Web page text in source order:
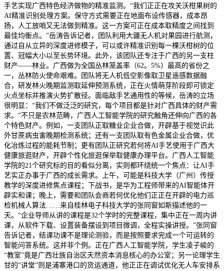
手艺实现广西特色经济做物的精准监测。“我们正正在攻关沃柑果树的
AI精准识别处理方案。保守方式需要正在地面布设传感器，成本昂
扬，人工放哨又无法做到精准。这一方案可正在成本取精度之间找到
最佳均衡点。”岳涛告诉记者，团队利用大疆无人机对果园进行航测，
通过自从立异的深度进修模子，可以或许精准识别每一棵沃柑树的位
置、冠幅大小以至长势环境。此外，该团队还专注于广西的另一支柱
财产——林业。广西做为全国丛林笼盖率（62。5%）最高的省份之
一，丛林防火使命艰难。团队将无人机低空影像取卫星遥感数据融
合，研发林火晚期监测取延伸预测系统，正在火情萌芽阶段即可锁定
火点坐标并推演火势扩散径。面临敌手艺通用性的等候，岳涛的立场
很明显：“我们不做泛泛的研究，每个项目都是针对广西具体的财产需
求。”不只是农林范畴，广西人工智能学院的研究触角还伸向广西的各
个特色财产。例如，一支团队正取糖业企业合做，开辟基于视觉识此
外甘蔗病虫害晚期检测系统；还有一支团队取有色金属企业合做，优
化冶炼过程的能耗节制；更有团队正研究若何将AI手艺使用于广西大
健康旅逛财产，开辟个性化旅逛保举取健康办理平台。广西人工智能
学院的21个研究标的目的看似分离，实则都环绕统一个焦点：让AI手
艺实正办事于广西的成长需求。上午，可能是科技大学（广州）传授
教学的深度进修焦点课程；下战书，是华为工程师带来的AI智能体开
辟实和课；晚上，需要和团队会商若何优化他们正正在开辟的电力巡
检机械人算法……来自桂林电子科技大学的张同窗如斯描述他的一
天。“企业导师从讲的课程是32个学时的完整课程，集中正在一周内讲
课，从软件下载、设置装备摆设到项目微调，全程实操讲授。”张同窗
告诉记者，结课功课不是理论测验，而是按照要求完成一个可运转的
智能问答系统。这并非个例。正在广西人工智能学院，学生凌子峻的
“教室”竟是广西壮族自治区天然资本消息核心的办公室；另一论理学生
甘的“讲堂”则是浦寨港口的货运通道，他正正在调试优化无人车安排系